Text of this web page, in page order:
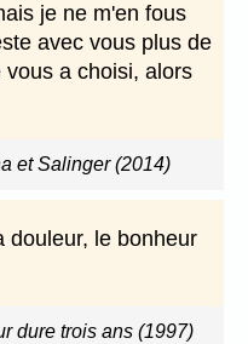
je ne m'en fous
avec vous plus de
a choisi, alors
et Salinger (2014)
douleur, le bonheur
dure trois ans (1997)